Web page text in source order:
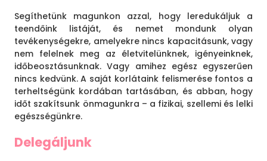
Segíthetünk magunkon azzal, hogy leredukáljuk a
teendőink listáját, és nemet mondunk olyan
tevékenységekre, amelyekre nincs kapacitásunk, vagy
nem felelnek meg az életvitelünknek, igényeinknek,
időbeosztásunknak. Vagy amihez egész egyszerűen
nincs kedvünk. A saját korlátaink felismerése fontos a
terheltségünk kordában tartásában, és abban, hogy
időt szakítsunk önmagunkra – a fizikai, szellemi és lelki
egészségünkre.
Delegáljunk